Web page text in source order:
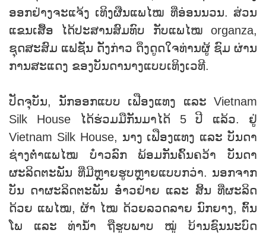
ອອກຢ່າງຈະແຈ້ງ ເທິງຜືນແພໄໝ ທີ່ອ່ອນນວນ. ສ່ວນ
ແຂນເສື້ອ ໄດ້ປະສານສົມທົບ ກັບແພໄໝ organza,
ຊຸດສະສົມ ແຟຊັ່ນ ດັ່ງກ່າວ ດຶງດູດໃຈທ່ານຜູ້ ຊົມ ຜ່ານ
ການສະແດງ ຂອງບັນດານາງແບບເທິງເວທີ.
ປັດຈຸບັນ, ນັກອອກແບບ ເຟືອງແທງ ແລະ Vietnam
Silk House ໄດ້ຮ່ວມມືກັນມາໄດ້ 5 ປີ ແລ້ວ. ຢູ່
Vietnam Silk House, ນາງ ເຟືອງແທງ ແລະ ບັນດາ
ຊ່າງຕໍ່າແພໄໝ ບ໋າວລົກ ພ້ອມກັນຄົ້ນຄວ້າ ບັນດາ
ຜະລິດຕະພັນ ທີ່ມີຫຼາຍຮູບຫຼາຍແບບກວ່າ. ນອກຈາກ
ບັນ ດາຜະລິດຕະພັນ ອ໋າວຢ່າຍ ແລະ ສິ້ນ ທີ່ຜະລິດ
ດ້ວຍ ແພໄໝ, ຜ້າ ໄໝ ດ້ວຍລວດລາຍ ນົກຍາງ, ຕົ້ນ
ໂພ ແລະ ທ່ານໍ້າ ຖືຮູບພາບ ໝູ່ ບ້ານຊົນນະບົດ